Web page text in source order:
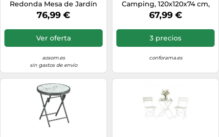
Redonda Mesa de Jardín
Plegable con Marco de
Acero y Encimera de HDPE
Carga 80 kg Ø122x73 cm
Blanco Aosom España
76,99 €
Ver oferta
aosom.es
sin gastos de envío
Camping, 120x120x74 cm,
Mesa Plegable Portátil
Ligera con Encimera de
HDPE, Almohadillas
Antideslizantes, Marco
Metálico, para Acampar,
67,99 €
3 precios
conforama.es